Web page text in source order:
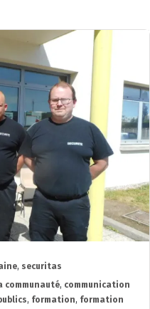
, securitas
communauté, communication
, formation, formation